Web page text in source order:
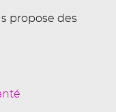
propose des